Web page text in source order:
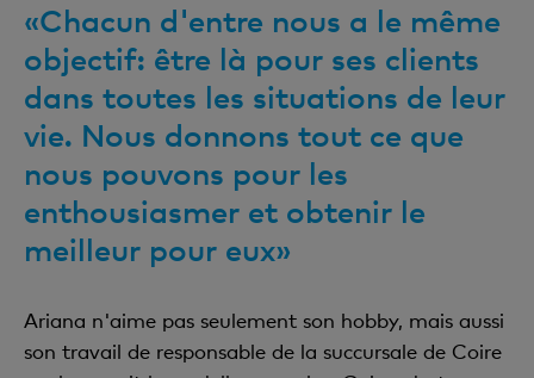
«Chacun d'entre nous a le même
objectif: être là pour ses clients
dans toutes les situations de leur
vie. Nous donnons tout ce que
nous pouvons pour les
enthousiasmer et obtenir le
meilleur pour eux»
Ariana n'aime pas seulement son hobby, mais aussi
son travail de responsable de la succursale de Coire